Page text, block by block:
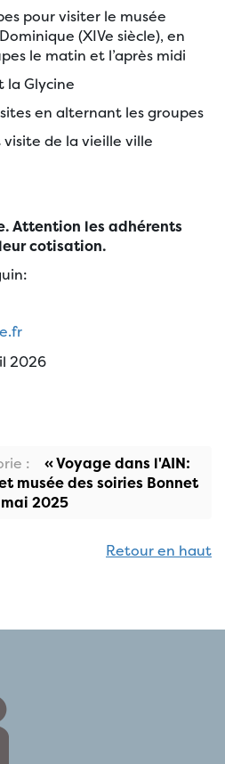
pour visiter le musée
(XIVe siècle), en
le matin et l’après midi
la Glycine
en alternant les groupes
de la vieille ville
Attention les adhérents
cotisation.
2026
:
« Voyage dans l'AIN:
musée des soiries Bonnet
2025
Retour en haut